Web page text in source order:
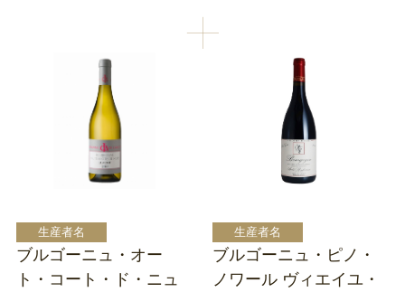
ブルゴーニュ・オー
ト・コート・ド・ニュ
ブルゴーニュ・ピノ・
ノワール ヴィエイユ・